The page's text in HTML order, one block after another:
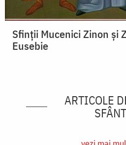
Sfinții Mucenici Zinon și
Eusebie
ARTICOLE
SFÂNT